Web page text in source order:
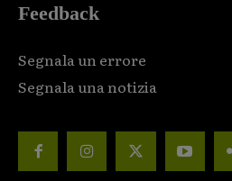
Feedback
Segnala un errore
Segnala una notizia